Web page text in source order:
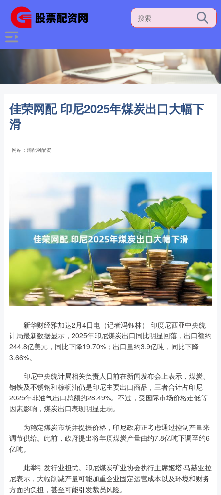
佳荣网配 印尼2025年煤炭出口大幅下
滑
网站：淘配网配资
新华财经雅加达2月4日电（记者冯钰林） 印度尼西亚中央统
计局最新数据显示，2025年印尼煤炭出口同比明显回落，出口额约
244.8亿美元，同比下降19.70%；出口量约3.9亿吨，同比下降
3.66%。
印尼中央统计局相关负责人日前在新闻发布会上表示，煤炭、
钢铁及不锈钢和棕榈油仍是印尼主要出口商品，三者合计占印尼
2025年非油气出口总额的28.49%。不过，受国际市场价格走低等
因素影响，煤炭出口表现明显走弱。
为稳定煤炭市场并提振价格，印尼政府正考虑通过控制产量来
调节供给。此前，政府提出将年度煤炭产量由约7.8亿吨下调至约6
亿吨。
此举引发行业担忧。印尼煤炭矿业协会执行主席姬塔·马赫亚拉
尼表示，大幅削减产量可能加重企业固定运营成本以及环境和财务
方面的负担，甚至可能引发裁员风险。